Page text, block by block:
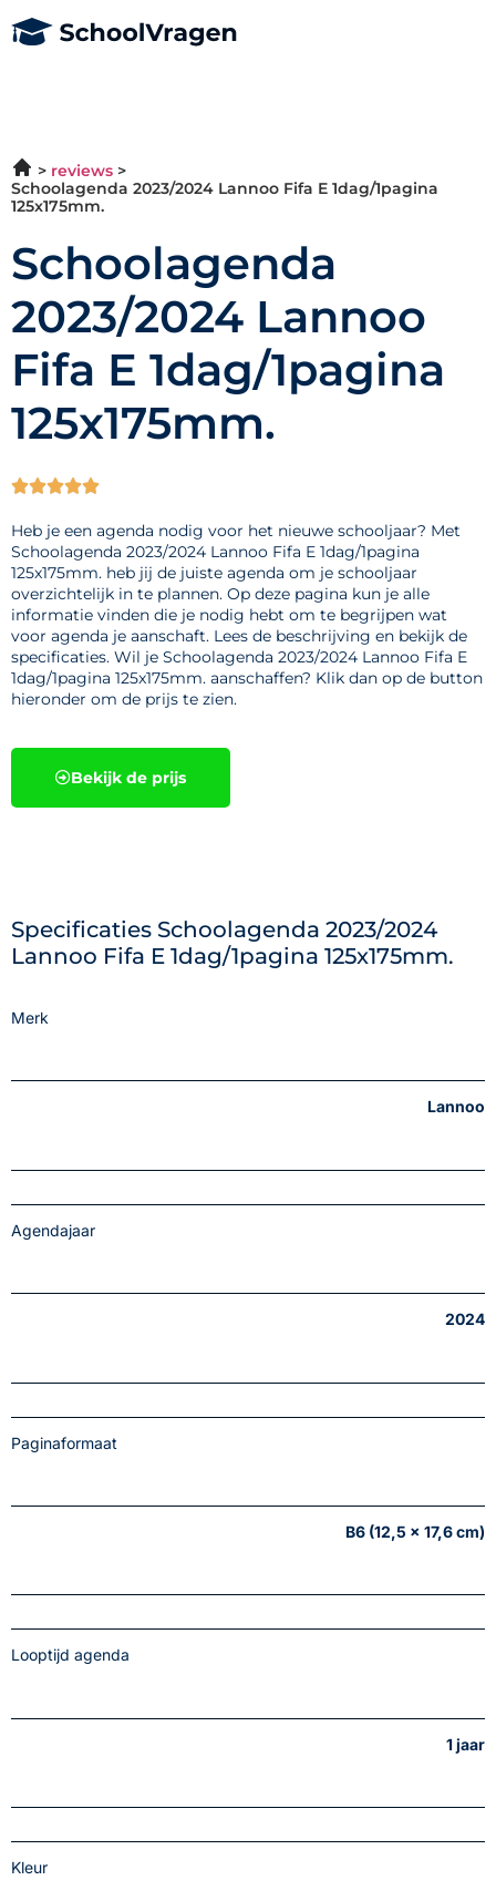
reviews
Schoolagenda 2023/2024 Lannoo Fifa E 1dag/1pagina
125x175mm.
Schoolagenda
2023/2024 Lannoo
Fifa E 1dag/1pagina
125x175mm.

Heb je een agenda nodig voor het nieuwe schooljaar? Met
Schoolagenda 2023/2024 Lannoo Fifa E 1dag/1pagina
125x175mm. heb jij de juiste agenda om je schooljaar
overzichtelijk in te plannen. Op deze pagina kun je alle
informatie vinden die je nodig hebt om te begrijpen wat
voor agenda je aanschaft. Lees de beschrijving en bekijk de
specificaties. Wil je Schoolagenda 2023/2024 Lannoo Fifa E
1dag/1pagina 125x175mm. aanschaffen? Klik dan op de button
hieronder om de prijs te zien.
Bekijk de prijs
Specificaties Schoolagenda 2023/2024
Lannoo Fifa E 1dag/1pagina 125x175mm.
Merk
Lannoo
Agendajaar
2024
Paginaformaat
B6 (12,5 x 17,6 cm)
Looptijd agenda
1 jaar
Kleur